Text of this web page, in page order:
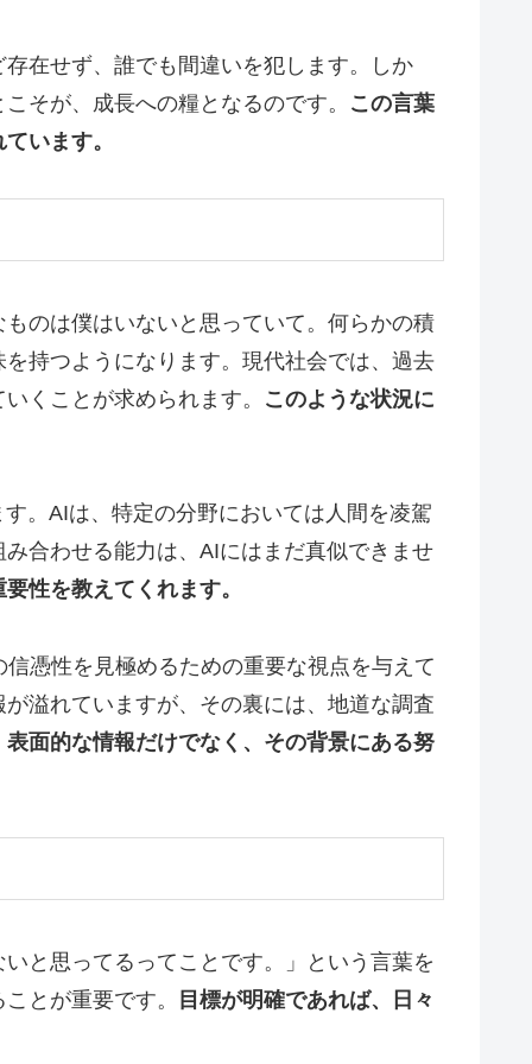
在せず、誰でも間違いを犯します。しか
そが、成長への糧となるのです。 この言葉
います。
のは僕はいないと思っていて。何らかの積
持つようになります。現代社会では、過去
くことが求められます。 このような状況に
。AIは、特定の分野においては人間を凌駕
合わせる能力は、AIにはまだ真似できませ
性を教えてくれます。
憑性を見極めるための重要な視点を与えて
溢れていますが、その裏には、地道な調査
面的な情報だけでなく、その背景にある努
と思ってるってことです。」という言葉を
とが重要です。
目標が明確であれば、日々